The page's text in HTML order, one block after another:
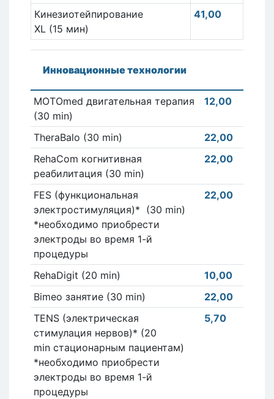
Кинезиотейпирование
XL (15 мин)
41,00
Инновационные технологии
MOTOmed двигательная терапия
(30 min)
12,00
TheraBalo (30 min)
22,00
RehaCom когнитивная
реабилитация (30 min)
22,00
FES (функциональная
электростимуляция)* (30 min)
*необходимо приобрести
электроды во время 1-й
процедуры
22,00
RehaDigit (20 min)
10,00
Bimeo занятие (30 min)
22,00
TENS (электрическая
стимулация нервов)* (20
min стационарным пациентам)
*необходимо приобрести
электроды во время 1-й
процедуры
5,70